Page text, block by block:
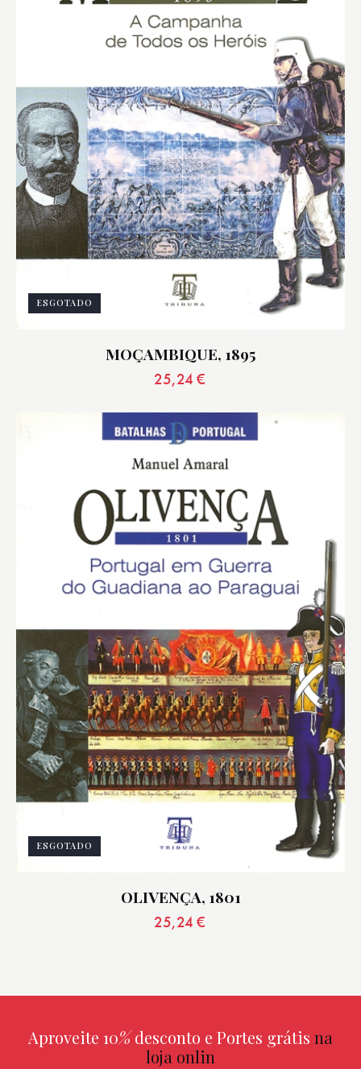
ESGOTADO
MOÇAMBIQUE, 1895
25,24 €
ESGOTADO
OLIVENÇA, 1801
25,24 €
Aproveite 10%desconto e Portes grátis na
loja online